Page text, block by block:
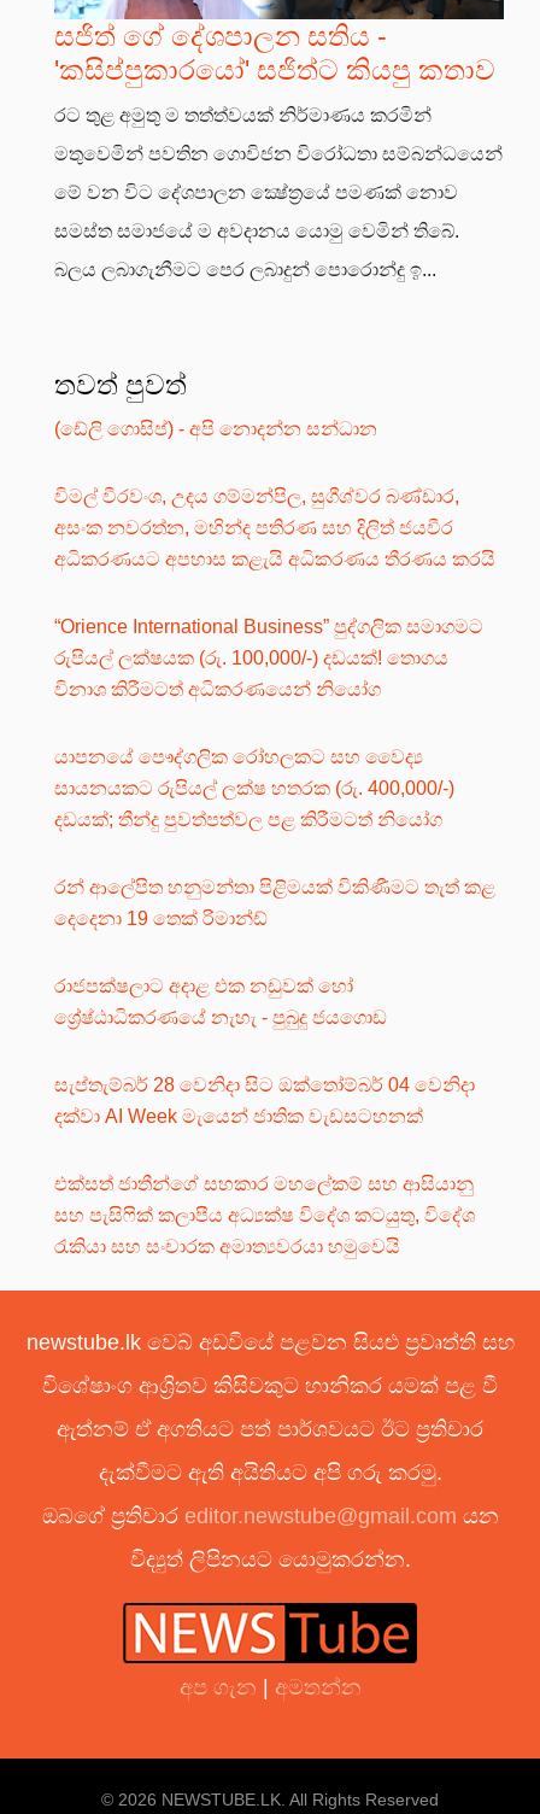
සජිත් ගේ දේශපාලන සතිය -
'කසිප්පුකාරයෝ' සජිත්ට කියපු කතාව
රට තුළ අමුතු ම තත්ත්වයක් නිර්මාණය කරමින්
මතුවෙමින් පවතින ගොවිජන විරෝධතා සම්බන්ධයෙන්
මේ වන විට දේශපාලන ක්‍ෂේත්‍රයේ පමණක් නොව
සමස්ත සමාජයේ ම අවදානය යොමු වෙමින් තිබේ.
බලය ලබාගැනීමට පෙර ලබාදුන් පොරොන්දු ඉ...
තවත් පුවත්
(ඩේලි ගොසිප්) - අපි නොදන්න සන්ධාන
විමල් වීරවංශ, උදය ගම්මන්පිල, සුගීශ්වර බණ්ඩාර,
අසංක නවරත්න, මහින්ද පතිරණ සහ දිලිත් ජයවීර
අධිකරණයට අපහාස කළැයි අධිකරණය තීරණය කරයි
“Orience International Business” පුද්ගලික සමාගමට
රුපියල් ලක්ෂයක (රු. 100,000/-) දඩයක්! තොගය
විනාශ කිරීමටත් අධිකරණයෙන් නියෝග
යාපනයේ පෞද්ගලික රෝහලකට සහ වෛද්‍ය
සායනයකට රුපියල් ලක්ෂ හතරක (රු. 400,000/-)
දඩයක්; තීන්දු පුවත්පත්වල පළ කිරීමටත් නියෝග
රන් ආලේපිත හනුමන්තා පිළිමයක් විකිණීමට තැත් කළ
දෙදෙනා 19 තෙක් රිමාන්ඩ්
රාජපක්ෂලාට අදාළ එක නඩුවක් හෝ
ශ්‍රේෂ්ඨාධිකරණයේ නැහැ - පුබුදු ජයගොඩ
සැප්තැම්බර් 28 වෙනිදා සිට ඔක්තෝම්බර් 04 වෙනිදා
දක්වා AI Week මැයෙන් ජාතික වැඩසටහනක්
එක්සත් ජාතීන්ගේ සහකාර මහලේකම් සහ ආසියානු
සහ පැසිෆික් කලාපීය අධ්‍යක්ෂ විදේශ කටයුතු, විදේශ
රැකියා සහ සංචාරක අමාත්‍යවරයා හමුවෙයි
newstube.lk වෙබ් අඩවියේ පළවන සියළු ප්‍රවෘත්ති සහ
විශේෂාංග ආශ්‍රිතව කිසිවකුට හානිකර යමක් පළ වී
ඇත්නම් ඒ අගතියට පත් පාර්ශවයට ඊට ප්‍රතිචාර
දැක්වීමට ඇති අයිතියට අපි ගරු කරමු.
ඔබගේ ප්‍රතිචාර editor.newstube@gmail.com යන
විද්‍යුත් ලිපිනයට යොමුකරන්න.
අප ගැන අමතන්න
© 2026 NEWSTUBE.LK. All Rights Reserved